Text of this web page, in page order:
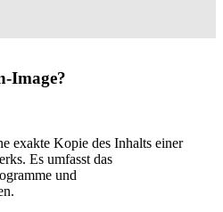
Image?
exakte Kopie des Inhalts einer
Es umfasst das
und